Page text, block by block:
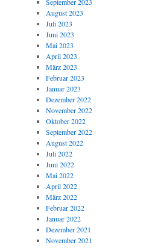
August 2023
Juli 2023
Juni 2023
Mai 2023
April 2023
März 2023
Februar 2023
Januar 2023
Dezember 2022
November 2022
Oktober 2022
September 2022
August 2022
Juli 2022
Juni 2022
Mai 2022
April 2022
März 2022
Februar 2022
Januar 2022
Dezember 2021
November 2021